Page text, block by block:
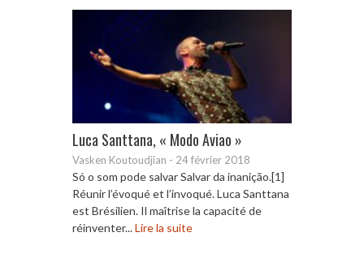
Luca Santtana, « Modo Aviao »
Vasken Koutoudjian - 24 février 2018
Só o som pode salvar Salvar da inanição.[1]
Réunir l’évoqué et l’invoqué. Luca Santtana
est Brésilien. Il maîtrise la capacité de
réinventer...Lire la suite